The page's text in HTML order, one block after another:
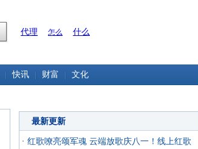
代理 怎么 什么
快讯 财富 文化
最新更新
红歌嘹亮颂军魂 云端放歌庆八一！线上红歌